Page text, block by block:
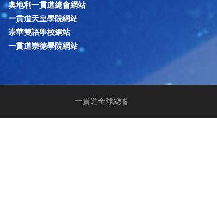
奧地利一貫道總會網站
一貫道天皇學院網站
崇華雙語學校網站
一貫道崇德學院網站
一貫道全球總會